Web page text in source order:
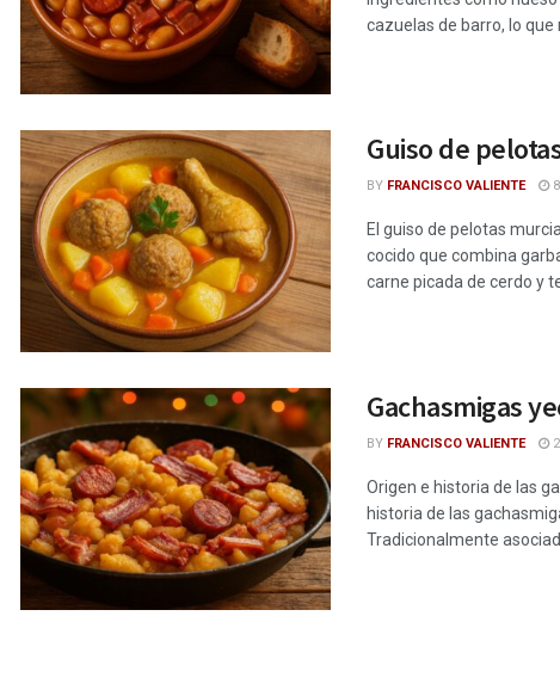
cazuelas de barro, lo que
Guiso de
BY FRANCISCO VALIENTE 8
El guiso de pelotas
cocido que combina
carne picada de cerdo y
Gachasmigas
BY FRANCISCO VALIENTE 2
Origen e historia de las
historia de las
Tradicionalmente